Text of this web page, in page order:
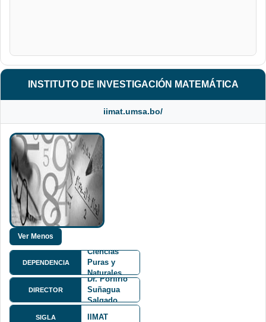
INSTITUTO DE INVESTIGACIÓN MATEMÁTICA
iimat.umsa.bo/
DEPENDENCIA
Ciencias
Puras y
Naturales
FCPN
DIRECTOR
Dr. Porfirio
Suñagua
Salgado
SIGLA IIMAT